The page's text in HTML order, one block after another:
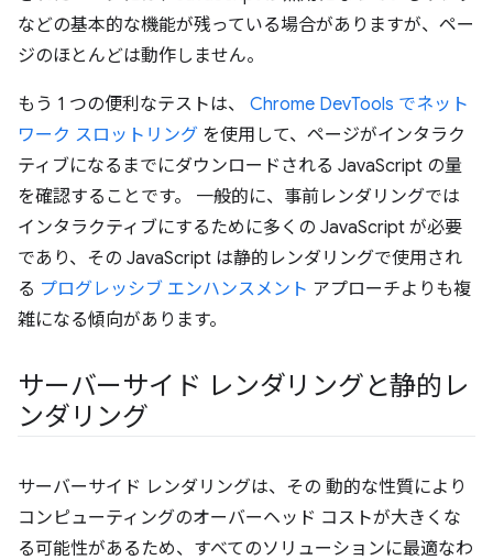
などの基本的な機能が残っている場合がありますが、ペー
ジのほとんどは動作しません。
もう 1 つの便利なテストは、 Chrome DevTools でネット
ワーク スロットリング を使用して、ページがインタラク
ティブになるまでにダウンロードされる JavaScript の量
を確認することです。 一般的に、事前レンダリングでは
インタラクティブにするために多くの JavaScript が必要
であり、その JavaScript は静的レンダリングで使用され
る プログレッシブ エンハンスメント アプローチよりも複
雑になる傾向があります。
サーバーサイド レンダリングと静的レ
ンダリング
サーバーサイド レンダリングは、その 動的な性質により
コンピューティングのオーバーヘッド コストが大きくな
る可能性があるため、すべてのソリューションに最適なわ